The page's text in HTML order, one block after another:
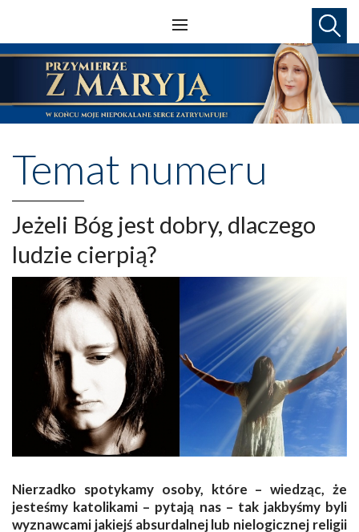
Temat numeru
Jeżeli Bóg jest dobry, dlaczego
ludzie cierpią?
Nierzadko spotykamy osoby, które – wiedząc, że
jesteśmy katolikami – pytają nas – tak jakbyśmy byli
wyznawcami jakiejś absurdalnej lub nielogicznej religii